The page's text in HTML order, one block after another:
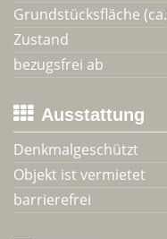
Grundstücksfläche
Zustand
bezugsfrei ab
Ausstattung
Denkmalgeschützt
Objekt ist vermietet
barrierefrei